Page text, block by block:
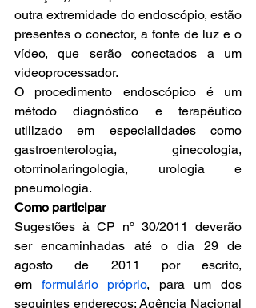
outra extremidade do endoscópio, estão
presentes o conector, a fonte de luz e o
vídeo, que serão conectados a um
videoprocessador.
O procedimento endoscópico é um
método diagnóstico e terapêutico
utilizado em especialidades como
gastroenterologia, ginecologia,
otorrinolaringologia, urologia e
pneumologia.
Como participar
Sugestões à CP nº 30/2011 deverão
ser encaminhadas até o dia 29 de
agosto de 2011 por escrito,
em formulário próprio, para um dos
seguintes endereços: Agência Nacional